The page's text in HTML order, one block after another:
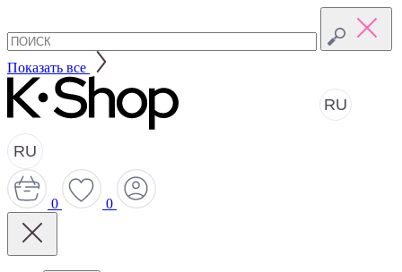
Показать все
RU
RU
0 0